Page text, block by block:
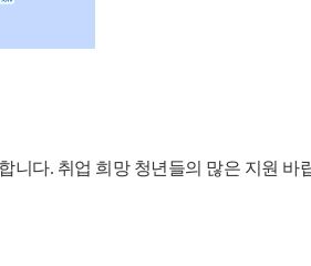
니다. 취업 희망 청년들의 많은 지원 바